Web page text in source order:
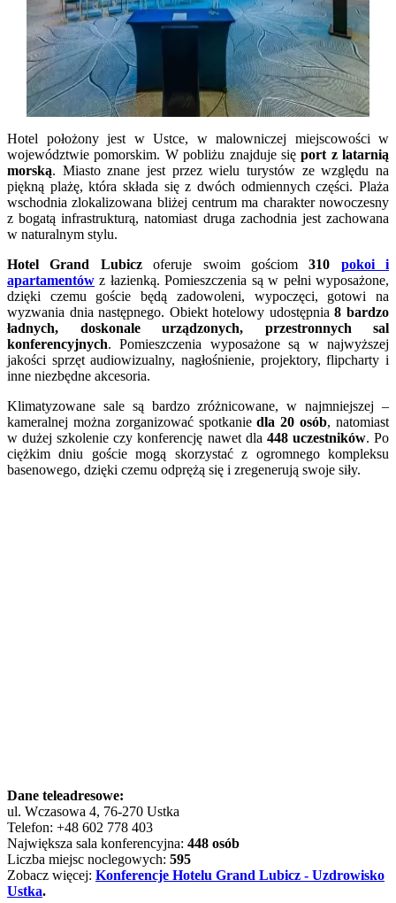
Hotel położony jest w Ustce, w malowniczej miejscowości w
województwie pomorskim. W pobliżu znajduje sięport z latarnią
morską. Miasto znane jest przez wielu turystów ze względu na
piękną plażę, która składa się z dwóch odmiennych części. Plaża
wschodnia zlokalizowana bliżej centrum ma charakter nowoczesny
z bogatą infrastrukturą, natomiast druga zachodnia jest zachowana
w naturalnym stylu.
Hotel Grand Lubiczoferuje swoim gościom310 pokoi i
apartamentów z łazienką. Pomieszczenia są w pełni wyposażone,
dzięki czemu goście będą zadowoleni, wypoczęci, gotowi na
wyzwania dnia następnego. Obiekt hotelowy udostępnia 8 bardzo
ładnych, doskonale urządzonych, przestronnych sal
konferencyjnych. Pomieszczenia wyposażone są w najwyższej
jakości sprzęt audiowizualny, nagłośnienie, projektory, flipcharty i
inne niezbędne akcesoria.
Klimatyzowane sale są bardzo zróżnicowane, w najmniejszej –
kameralnej można zorganizować spotkaniedla 20 osób, natomiast
w dużej szkolenie czy konferencję nawet dla 448 uczestników. Po
ciężkim dniu goście mogą skorzystać z ogromnego kompleksu
basenowego, dzięki czemu odprężą się i zregenerują swoje siły.
Dane teleadresowe:
ul. Wczasowa 4, 76-270 Ustka
Telefon: +48 602 778 403
Największa sala konferencyjna: 448 osób
Liczba miejsc noclegowych: 595
Zobacz więcej: Konferencje Hotelu Grand Lubicz - Uzdrowisko
Ustka.